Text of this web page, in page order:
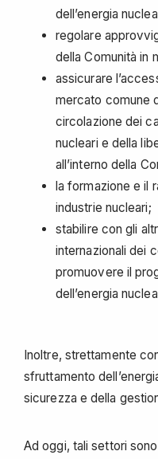
dell’energia
regolare
della Comunità in
assicurare
mercato comune
circolazione dei
nucleari e della
all’interno della
la formazione e il
industrie nucleari;
stabilire con gli
internazionali dei
promuovere il
dell’energia
Inoltre, strettamente
sfruttamento
sicurezza e della
Ad oggi, tali settori